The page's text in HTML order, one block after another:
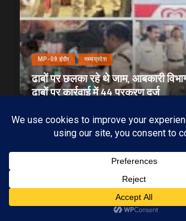
MP-09 इंदौर मध्यप्रदेश
ढाबों पर छलका रहे थे जाम, आबकारी
ढाबों पर कार्रवाई में 44 प्रकरण दर्ज